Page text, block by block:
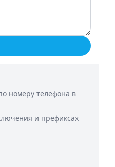
номеру телефона в
и префиксах